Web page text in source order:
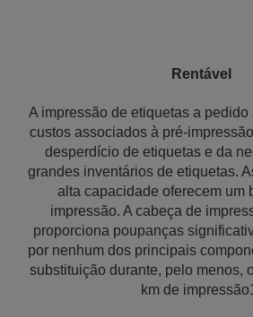
Rentável
A impressão de etiquetas a
custos associados à pré-
desperdício de etiquetas e da
grandes inventários de etiquetas.
alta capacidade oferecem um
impressão. A cabeça de
proporciona poupanças
por nenhum dos principais
substituição durante, pelo menos,
km de